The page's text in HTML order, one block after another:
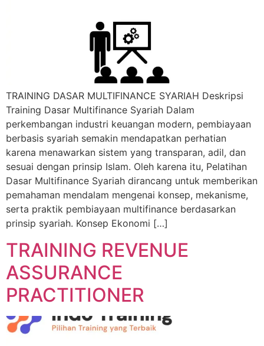
TRAINING DASAR MULTIFINANCE SYARIAH Deskripsi
Training Dasar Multifinance Syariah Dalam
perkembangan industri keuangan modern, pembiayaan
berbasis syariah semakin mendapatkan perhatian
karena menawarkan sistem yang transparan, adil, dan
sesuai dengan prinsip Islam. Oleh karena itu, Pelatihan
Dasar Multifinance Syariah dirancang untuk memberikan
pemahaman mendalam mengenai konsep, mekanisme,
serta praktik pembiayaan multifinance berdasarkan
prinsip syariah. Konsep Ekonomi […]
TRAINING REVENUE
ASSURANCE
PRACTITIONER